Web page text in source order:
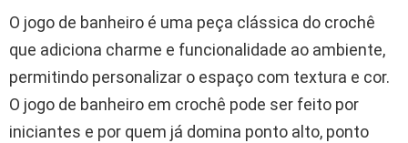
O jogo de banheiro é uma peça clássica do crochê
que adiciona charme e funcionalidade ao ambiente,
permitindo personalizar o espaço com textura e cor.
O jogo de banheiro em crochê pode ser feito por
iniciantes e por quem já domina ponto alto, ponto